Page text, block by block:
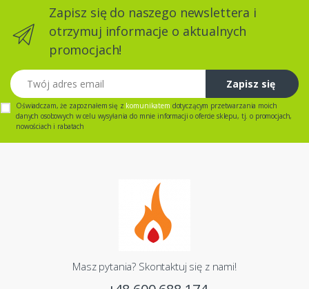
Zapisz się do naszego newslettera i
otrzymuj informacje o aktualnych
promocjach!
Twój adres email
Zapisz się
Oświadczam, że zapoznałem się z komunikatem dotyczącym przetwarzania moich
danych osobowych w celu wysyłania do mnie informacji o ofercie sklepu, tj. o promocjach,
nowościach i rabatach
Masz pytania? Skontaktuj się z nami!